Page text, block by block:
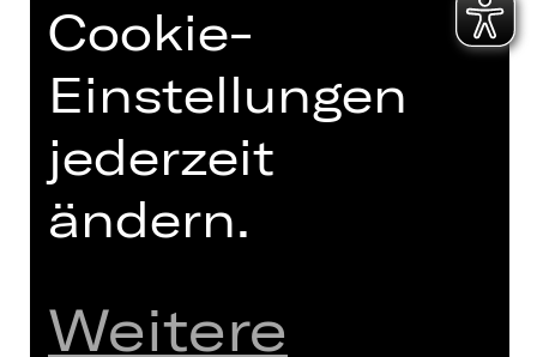
Home
Spielplan
Künstler*innen
Newsletter
Kartenkauf
Abos 26/27
Interner Bereich
ZVB/L
Cookie-
Einstellungen
jederzeit
ändern.
Weitere